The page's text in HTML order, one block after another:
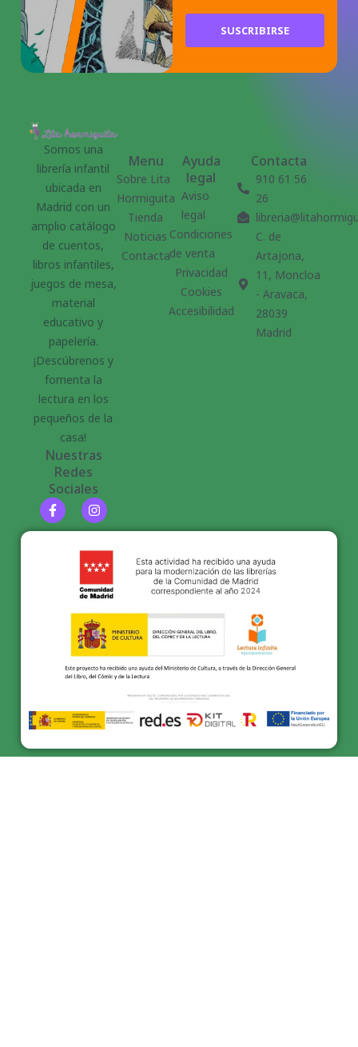
SUSCRIBIRSE
Somos una
librería infantil
ubicada en
Madrid con un
amplio catálogo
de cuentos,
libros infantiles,
juegos de mesa,
material
educativo y
papelería.
¡Descúbrenos y
fomenta la
lectura en los
pequeños de la
casa!
Nuestras
Redes
Sociales
Menu
Sobre Lita
Hormiguita
Tienda
Noticias
Contacta
Ayuda
legal
Aviso
legal
Condiciones
de venta
Privacidad
Cookies
Accesibilidad
Contacta
910 61 56
26
C. de
Artajona,
11, Moncloa
- Aravaca,
28039
Madrid